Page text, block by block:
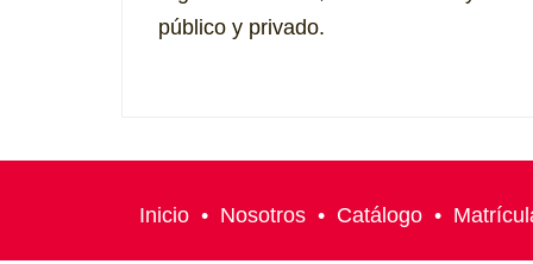
público y privado.
Inicio • Nosotros • Catálogo •